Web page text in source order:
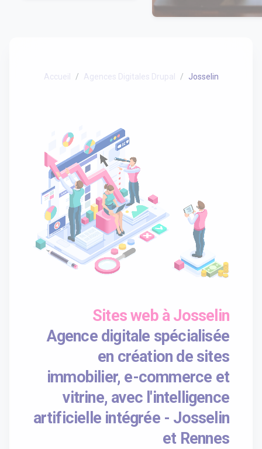
Accueil Agences Digitales Drupal Josselin
Sites web à Josselin
Agence digitale spécialisée
en création de sites
immobilier, e-commerce et
vitrine, avec l'intelligence
artificielle intégrée - Josselin
et Rennes